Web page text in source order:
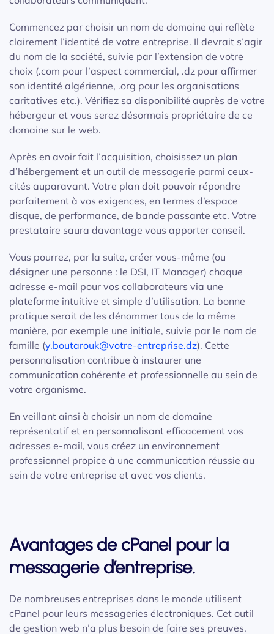
Commencez par choisir un nom de domaine qui reflète
clairement l’identité de votre entreprise. Il devrait s’agir
du nom de la société, suivie par l’extension de votre
choix (.com pour l’aspect commercial, .dz pour affirmer
son identité algérienne, .org pour les organisations
caritatives etc.). Vérifiez sa disponibilité auprès de votre
hébergeur et vous serez désormais propriétaire de ce
domaine sur le web.
Après en avoir fait l’acquisition, choisissez un plan
d’hébergement et un outil de messagerie parmi ceux-
cités auparavant. Votre plan doit pouvoir répondre
parfaitement à vos exigences, en termes d’espace
disque, de performance, de bande passante etc. Votre
prestataire saura davantage vous apporter conseil.
Vous pourrez, par la suite, créer vous-même (ou
désigner une personne : le DSI, IT Manager) chaque
adresse e-mail pour vos collaborateurs via une
plateforme intuitive et simple d’utilisation. La bonne
pratique serait de les dénommer tous de la même
manière, par exemple une initiale, suivie par le nom de
famille (y.boutarouk@votre-entreprise.dz). Cette
personnalisation contribue à instaurer une
communication cohérente et professionnelle au sein de
votre organisme.
En veillant ainsi à choisir un nom de domaine
représentatif et en personnalisant efficacement vos
adresses e-mail, vous créez un environnement
professionnel propice à une communication réussie au
sein de votre entreprise et avec vos clients.
Avantages de cPanel pour la
messagerie d’entreprise.
De nombreuses entreprises dans le monde utilisent
cPanel pour leurs messageries électroniques. Cet outil
de gestion web n’a plus besoin de faire ses preuves.